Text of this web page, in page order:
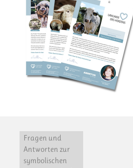
Fragen und
Antworten zur
symbolischen